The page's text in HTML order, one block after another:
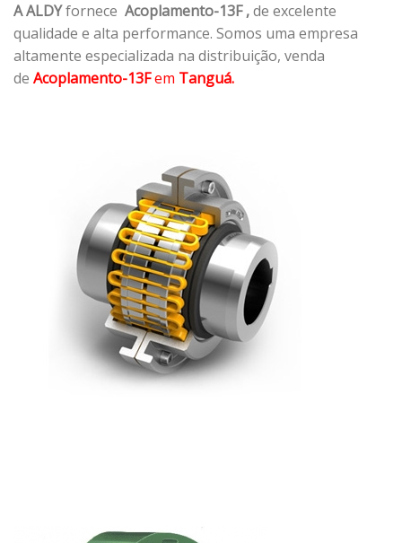
A ALDYfornece Acoplamento-13F ,de excelente
qualidade e alta performance. Somos uma empresa
altamente especializada na distribuição, venda
de Acoplamento-13Fem Tanguá.